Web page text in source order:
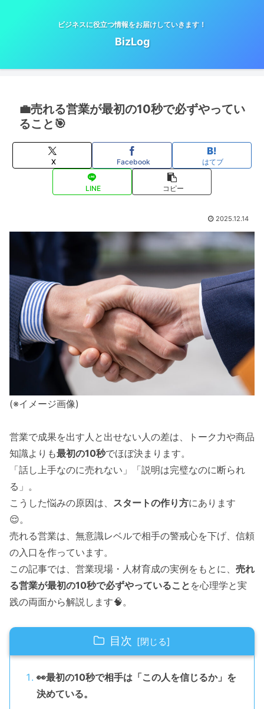
ビジネスに役立つ情報をお届けしていきます！
BizLog
💼売れる営業が最初の10秒で必ずやってい
ること🎯
X Facebook はてブ
LINE コピー
2025.12.14
(※イメージ画像)
営業で成果を出す人と出せない人の差は、トーク力や商品
知識よりも最初の10秒でほぼ決まります。
「話し上手なのに売れない」「説明は完璧なのに断られ
る」。
こうした悩みの原因は、 スタートの作り方にあります
😌。
売れる営業は、無意識レベルで相手の警戒心を下げ、信頼
の入口を作っています。
この記事では、営業現場・人材育成の実例をもとに、 売れ
る営業が最初の10秒で必ずやっていること を心理学と実
践の両面から解説します🧠。
目次
👀最初の10秒で相手は「この人を信じるか」を
決めている。